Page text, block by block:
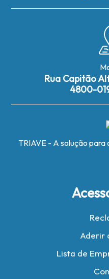
Rua Capitão
4800-
TRIAVE - A solução para
Aderir
Lista de